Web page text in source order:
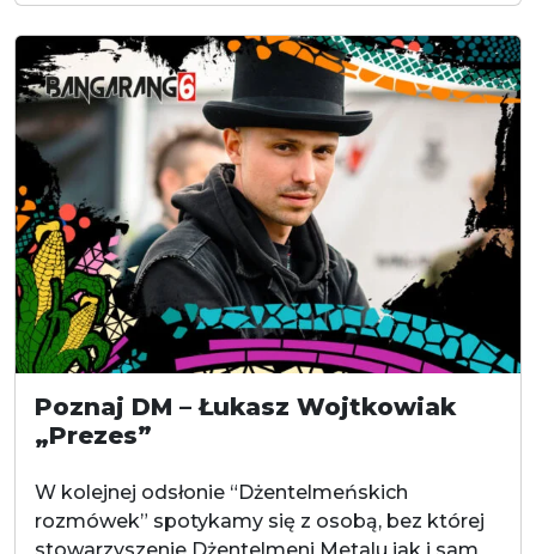
Poznaj DM – Łukasz Wojtkowiak
„Prezes”
W kolejnej odsłonie “Dżentelmeńskich
rozmówek” spotykamy się z osobą, bez której
stowarzyszenie Dżentelmeni Metalu jak i sam